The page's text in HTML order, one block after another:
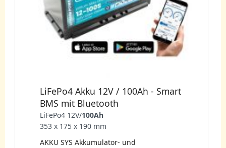
LiFePo4 Akku 12V / 100Ah - Smart
BMS mit Bluetooth
LiFePo4 12V/100Ah
353 x 175 x 190 mm
AKKU SYS Akkumulator- und